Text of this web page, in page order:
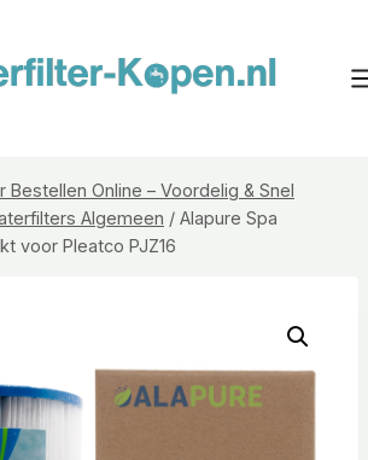
Bestellen Online – Voordelig & Snel
Algemeen / Alapure Spa
voor Pleatco PJZ16